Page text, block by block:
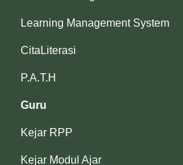
Learning Management System
CitaLiterasi
P.A.T.H
Guru
Kejar RPP
Kejar Modul Ajar